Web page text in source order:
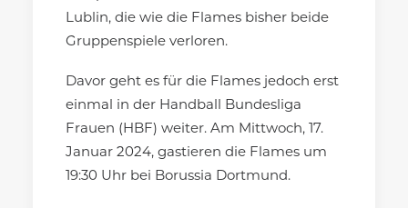
Lublin, die wie die Flames bisher beide
Gruppenspiele verloren.
Davor geht es für die Flames jedoch erst
einmal in der Handball Bundesliga
Frauen (HBF) weiter. Am Mittwoch, 17.
Januar 2024, gastieren die Flames um
19:30 Uhr bei Borussia Dortmund.